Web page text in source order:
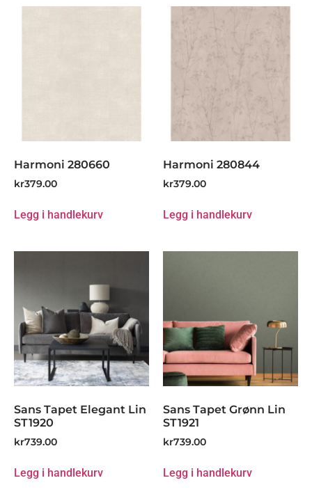
Harmoni 280660
kr379.00
Legg i handlekurv
Harmoni 280844
kr379.00
Legg i handlekurv
Sans Tapet Elegant Lin
ST1920
kr739.00
Legg i handlekurv
Sans Tapet Grønn Lin
ST1921
kr739.00
Legg i handlekurv